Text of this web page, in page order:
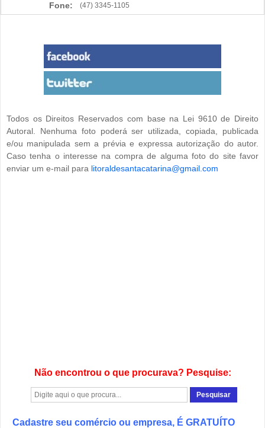
Fone: (47) 3345-1105
Todos os Direitos Reservados com base na Lei 9610 de Direito
Autoral. Nenhuma foto poderá ser utilizada, copiada, publicada
e/ou manipulada sem a prévia e expressa autorização do autor.
Caso tenha o interesse na compra de alguma foto do site favor
enviar um e-mail para litoraldesantacatarina@gmail.com
Não encontrou o que procurava? Pesquise:
Cadastre seu comércio ou empresa, É GRATUÍTO